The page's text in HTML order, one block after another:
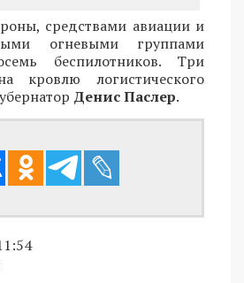
средствами авиации и
огневыми группами
беспилотников. Три
кровлю логистического
Денис Паслер.